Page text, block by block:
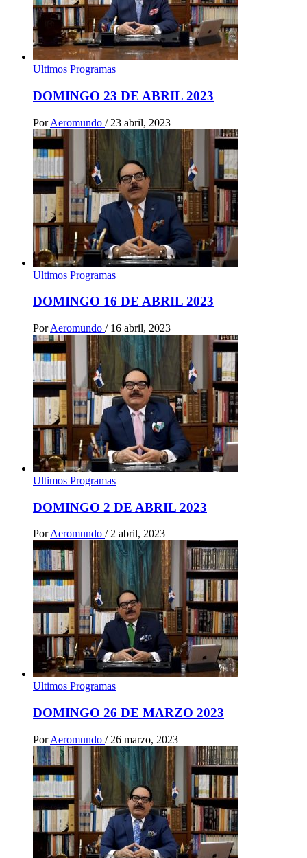
Ultimos Programas
DOMINGO 23 DE ABRIL 2023
Por Aeromundo / 23 abril, 2023
Ultimos Programas
DOMINGO 16 DE ABRIL 2023
Por Aeromundo / 16 abril, 2023
Ultimos Programas
DOMINGO 2 DE ABRIL 2023
Por Aeromundo / 2 abril, 2023
Ultimos Programas
DOMINGO 26 DE MARZO 2023
Por Aeromundo / 26 marzo, 2023